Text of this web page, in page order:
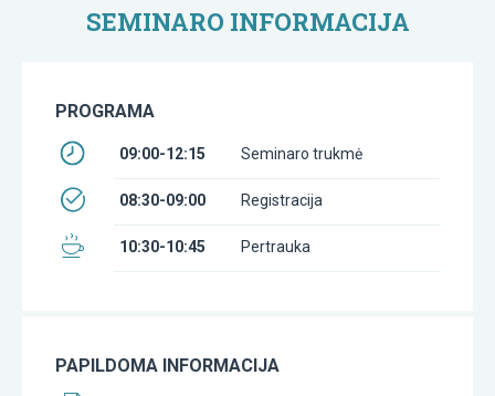
SEMINARO INFORMACIJA
PROGRAMA
09:00-12:15 Seminaro trukmė
08:30-09:00 Registracija
10:30-10:45 Pertrauka
PAPILDOMA INFORMACIJA